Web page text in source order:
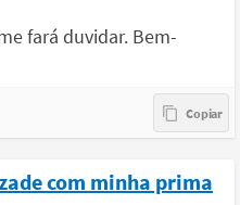
fará duvidar. Bem-
com minha prima